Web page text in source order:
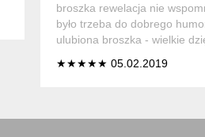
broszka rewelacja nie
było trzeba do dobrego
ulubiona broszka - wielkie
★★★★★ 05.02.2019